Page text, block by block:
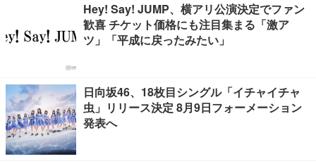
Hey! Say! JUMP、横アリ公演決定でファン
歓喜 チケット価格にも注目集まる「激ア
ツ」「平成に戻ったみたい」
日向坂46、18枚目シングル「イチャイチャ
虫」リリース決定 8月9日フォーメーション
発表へ